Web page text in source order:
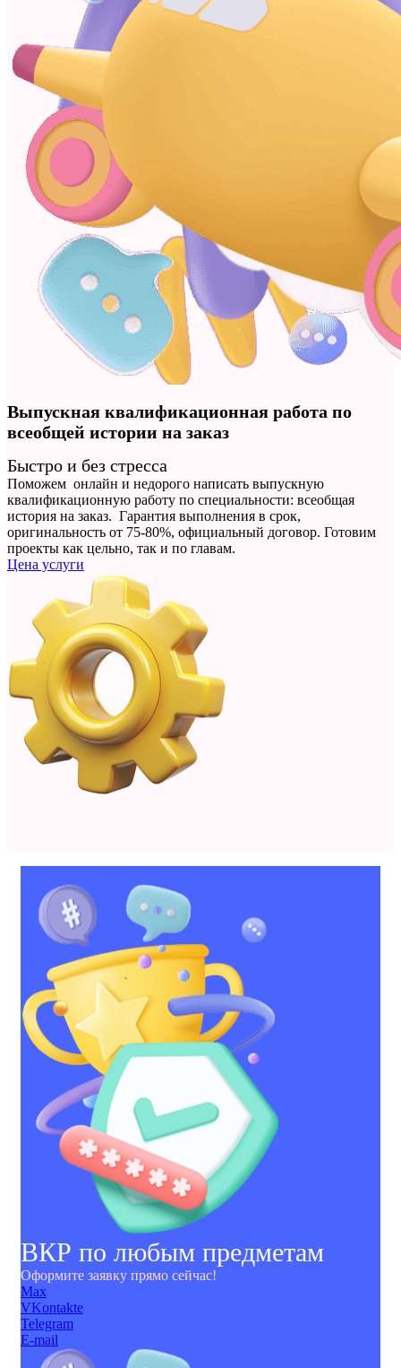
Выпускная квалификационная работа по
всеобщей истории на заказ
Быстро и без стресса
Поможем онлайн и недорого написать выпускную
квалификационную работу по специальности: всеобщая
история на заказ. Гарантия выполнения в срок,
оригинальность от 75-80%, официальный договор. Готовим
проекты как цельно, так и по главам.
Цена услуги
ВКР по любым предметам
Оформите заявку прямо сейчас!
Max
VKontakte
Telegram
E-mail